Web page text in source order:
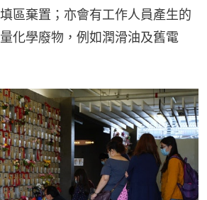
區棄置；亦會有工作人員產生的
化學廢物，例如潤滑油及舊電